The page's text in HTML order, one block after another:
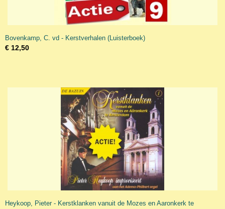
Bovenkamp, C. vd - Kerstverhalen (Luisterboek)
€ 12,50
Heykoop, Pieter - Kerstklanken vanuit de Mozes en Aaronkerk te